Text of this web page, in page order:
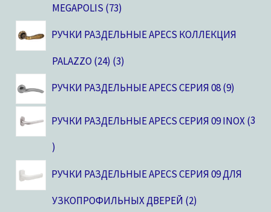
MEGAPOLIS 73
РУЧКИ РАЗДЕЛЬНЫЕ APECS КОЛЛЕКЦИЯ
PALAZZO (24) 3
РУЧКИ РАЗДЕЛЬНЫЕ APECS СЕРИЯ 08 9
РУЧКИ РАЗДЕЛЬНЫЕ APECS СЕРИЯ 09 INOX 3
РУЧКИ РАЗДЕЛЬНЫЕ APECS СЕРИЯ 09 ДЛЯ
УЗКОПРОФИЛЬНЫХ ДВЕРЕЙ 2